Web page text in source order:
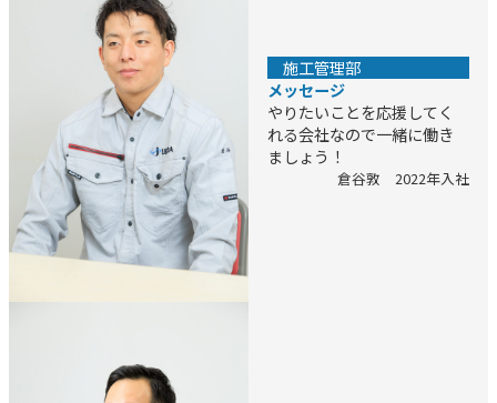
施工管理部
メッセージ
やりたいことを応援してく
れる会社なので一緒に働き
ましょう！
倉谷敦 2022年入社